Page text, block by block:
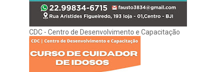
CDC - Centro de Desenvolvimento e Capacitação